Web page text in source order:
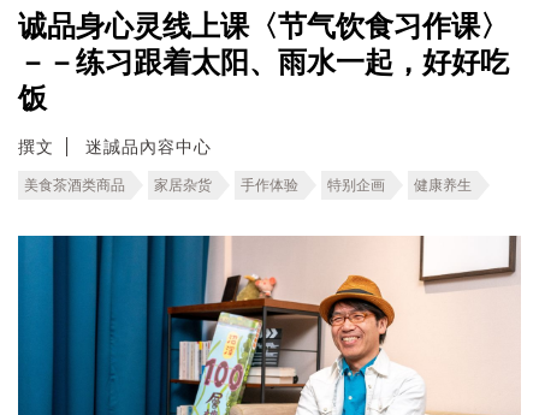
诚品身心灵线上课〈节气饮食习作课〉
－－练习跟着太阳、雨水一起，好好吃
饭
撰文 迷誠品內容中心
美食茶酒类商品 家居杂货 手作体验 特别企画 健康养生